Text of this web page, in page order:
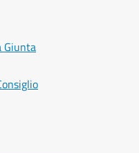
Giunta